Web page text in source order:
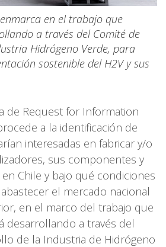
en el trabajo que
a través del Comité de
Hidrógeno Verde, para
sostenible del H2V y sus
de Request for Information
a la identificación de
interesadas en fabricar y/o
sus componentes y
Chile y bajo qué condiciones
el mercado nacional
en el marco del trabajo que
desarrollando a través del
de la Industria de Hidrógeno